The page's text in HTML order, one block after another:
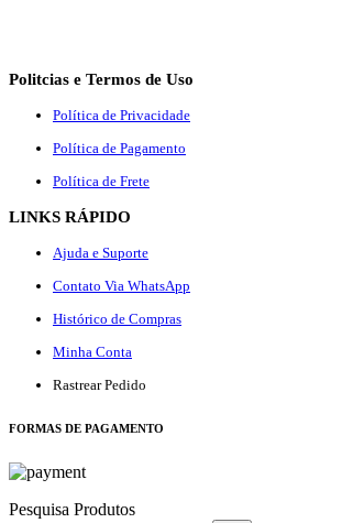
Politcias e Termos de Uso
Política de Privacidade
Política de Pagamento
Política de Frete
LINKS RÁPIDO
Ajuda e Suporte
Contato Via WhatsApp
Histórico de Compras
Minha Conta
Rastrear Pedido
FORMAS DE PAGAMENTO
Pesquisa Produtos